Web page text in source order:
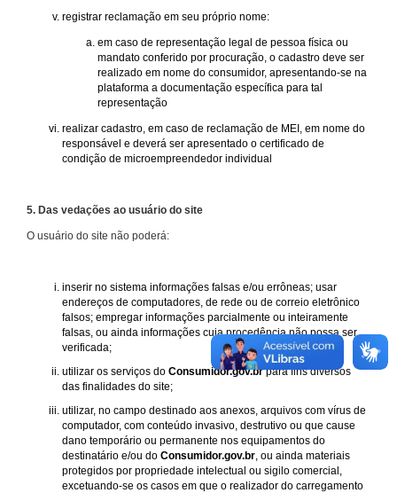
registrar reclamação em seu próprio nome:
em caso de representação legal de pessoa física ou
mandato conferido por procuração, o cadastro deve ser
realizado em nome do consumidor, apresentando-se na
plataforma a documentação específica para tal
representação
realizar cadastro, em caso de reclamação de MEI, em nome do
responsável e deverá ser apresentado o certificado de
condição de microempreendedor individual
5. Das vedações ao usuário do site
O usuário do site não poderá:
inserir no sistema informações falsas e/ou errôneas; usar
endereços de computadores, de rede ou de correio eletrônico
falsos; empregar informações parcialmente ou inteiramente
falsas, ou ainda informações cuja procedência não possa ser
verificada;
utilizar os serviços do Consumidor.gov.brpara fins diversos
das finalidades do site;
utilizar, no campo destinado aos anexos, arquivos com vírus de
computador, com conteúdo invasivo, destrutivo ou que cause
dano temporário ou permanente nos equipamentos do
destinatário e/ou do Consumidor.gov.br , ou ainda materiais
protegidos por propriedade intelectual ou sigilo comercial,
excetuando-se os casos em que o realizador do carregamento